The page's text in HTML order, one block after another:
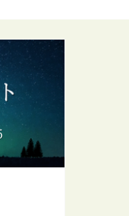
れ家から